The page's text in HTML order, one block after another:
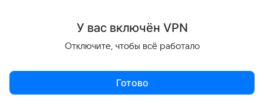
Поделиться
У вас включён VPN
Отключите, чтобы всё работало
Готово